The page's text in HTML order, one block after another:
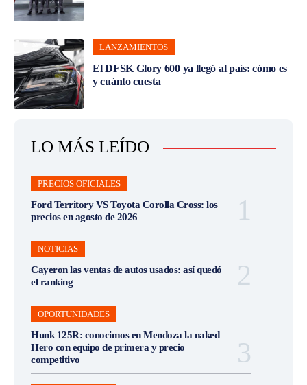
LANZAMIENTOS
El DFSK Glory 600 ya llegó al país: cómo es
y cuánto cuesta
LO MÁS LEÍDO
PRECIOS OFICIALES
Ford Territory VS Toyota Corolla Cross: los
precios en agosto de 2026
NOTICIAS
Cayeron las ventas de autos usados: así quedó
el ranking
OPORTUNIDADES
Hunk 125R: conocimos en Mendoza la naked
Hero con equipo de primera y precio
competitivo